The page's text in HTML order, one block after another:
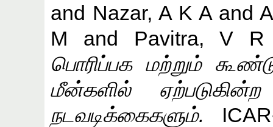
and Nazar, A K Aand
M and Pavitra, V R
பொரிப்பக மற்றும்
மீன்களில்
நடவடிக்கைகளும்.